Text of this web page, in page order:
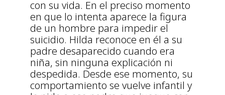
con su vida. En el preciso momento
en que lo intenta aparece la figura
de un hombre para impedir el
suicidio. Hilda reconoce en él a su
padre desaparecido cuando era
niña, sin ninguna explicación ni
despedida. Desde ese momento, su
comportamiento se vuelve infantil y